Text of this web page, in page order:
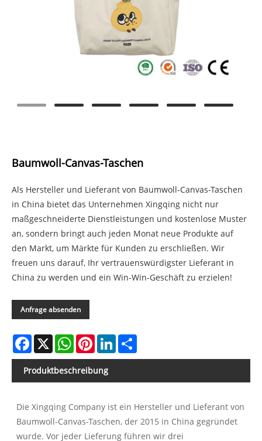
Baumwoll-Canvas-Taschen
Als Hersteller und Lieferant von Baumwoll-Canvas-Taschen
in China bietet das Unternehmen Xingqing nicht nur
maßgeschneiderte Dienstleistungen und kostenlose Muster
an, sondern bringt auch jeden Monat neue Produkte auf
den Markt, um Märkte für Kunden zu erschließen. Wir
freuen uns darauf, Ihr vertrauenswürdigster Lieferant in
China zu werden und ein Win-Win-Geschäft zu erzielen!
Anfrage absenden
Facebook
X WhatsAppPinterestLinkedIn
Produktbeschreibung
Die Xingqing Company ist ein Hersteller und Lieferant von
Baumwoll-Canvas-Taschen, der 2015 in China gegründet
wurde. Vor jeder Lieferung führen wir drei